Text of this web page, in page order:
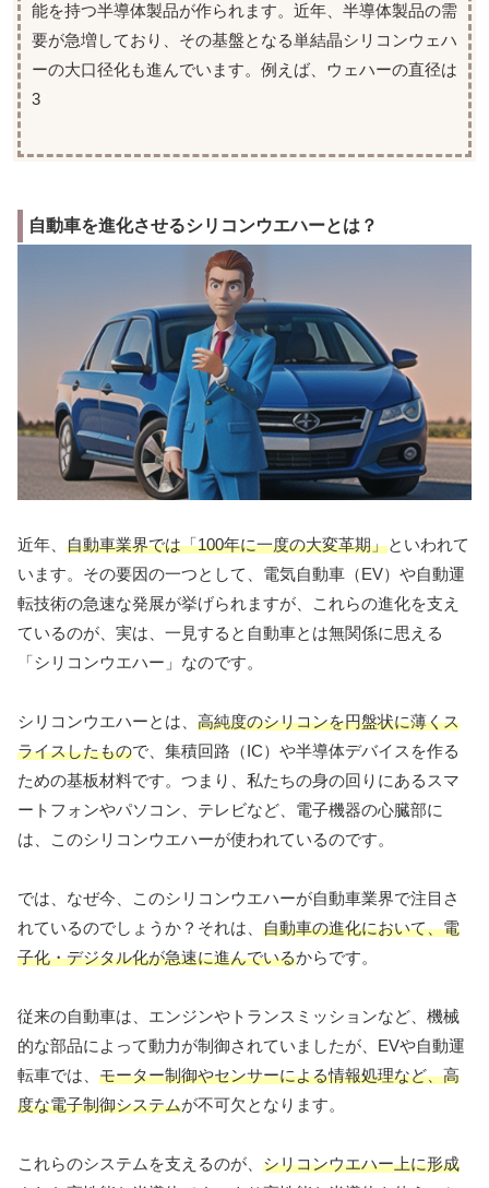
能を持つ半導体製品が作られます。近年、半導体製品の需
要が急増しており、その基盤となる単結晶シリコンウェハ
ーの大口径化も進んでいます。例えば、ウェハーの直径は
3
自動車を進化させるシリコンウエハーとは？
近年、 自動車業界では「100年に一度の大変革期」といわれて
います。その要因の一つとして、電気自動車（EV）や自動運
転技術の急速な発展が挙げられますが、これらの進化を支え
ているのが、実は、一見すると自動車とは無関係に思える
「シリコンウエハー」なのです。
シリコンウエハーとは、 高純度のシリコンを円盤状に薄くス
ライスしたもので、集積回路（IC）や半導体デバイスを作る
ための基板材料です。つまり、私たちの身の回りにあるスマ
ートフォンやパソコン、テレビなど、電子機器の心臓部に
は、このシリコンウエハーが使われているのです。
では、なぜ今、このシリコンウエハーが自動車業界で注目さ
れているのでしょうか？それは、 自動車の進化において、電
子化・デジタル化が急速に進んでいるからです。
従来の自動車は、エンジンやトランスミッションなど、機械
的な部品によって動力が制御されていましたが、EVや自動運
転車では、 モーター制御やセンサーによる情報処理など、高
度な電子制御システムが不可欠となります。
これらのシステムを支えるのが、 シリコンウエハー上に形成